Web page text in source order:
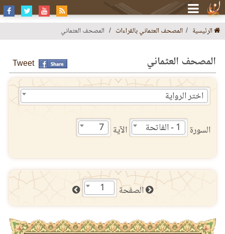
الرئيسية المصحف العثماني بالقراءات المصحف العثماني
المصحف العثماني Tweet
اختر الرواية
السورة 1 - الفاتحة الآية 7
الصفحة 1